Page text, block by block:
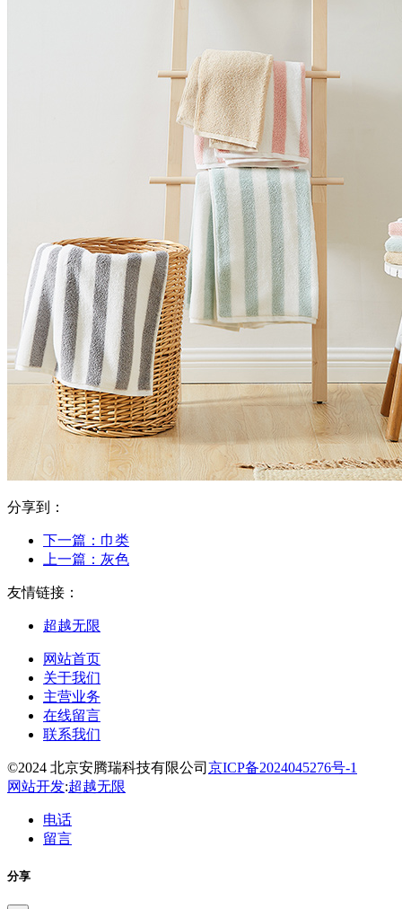
分享到：
下一篇： 巾类
上一篇： 灰色
友情链接：
超越无限
网站首页
关于我们
主营业务
在线留言
联系我们
©2024 北京安腾瑞科技有限公司 京ICP备2024045276号-1
网站开发:超越无限
电话
留言
分享